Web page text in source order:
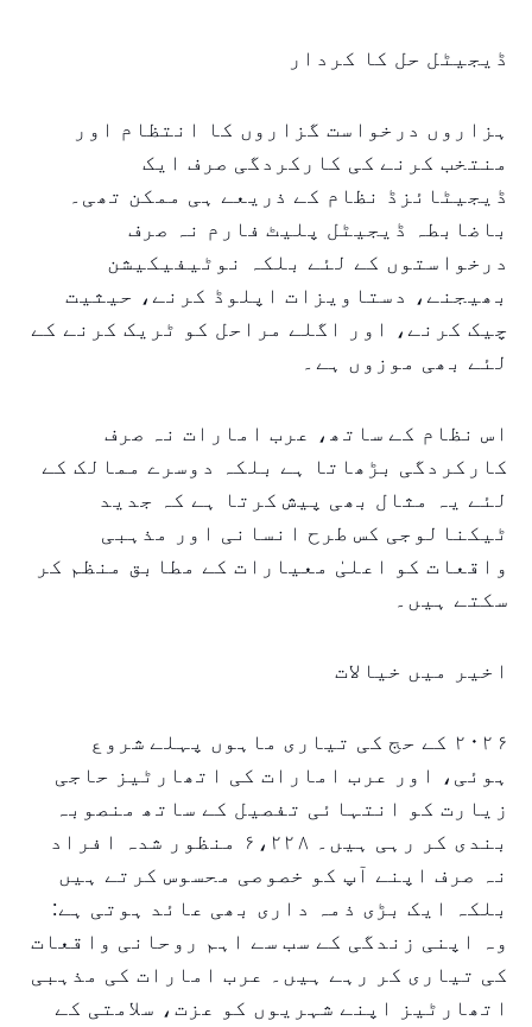
ڈیجیٹل حل کا کردار
ہزاروں درخواست گزاروں کا انتظام اور
منتخب کرنے کی کارکردگی صرف ایک
ڈیجیٹائزڈ نظام کے ذریعے ہی ممکن تھی۔
باضابطہ ڈیجیٹل پلیٹ فارم نہ صرف
درخواستوں کے لئے بلکہ نوٹیفیکیشن
بھیجنے، دستاویزات اپلوڈ کرنے، حیثیت
چیک کرنے، اور اگلے مراحل کو ٹریک کرنے کے
لئے بھی موزوں ہے۔
اس نظام کے ساتھ، عرب امارات نہ صرف
کارکردگی بڑھاتا ہے بلکہ دوسرے ممالک کے
لئے یہ مثال بھی پیش کرتا ہے کہ جدید
ٹیکنالوجی کس طرح انسانی اور مذہبی
واقعات کو اعلیٰ معیارات کے مطابق منظم کر
سکتے ہیں۔
اخیر میں خیالات
۲۰۲۶ کے حج کی تیاری ماہوں پہلے شروع
ہوئی، اور عرب امارات کی اتھارٹیز حاجی
زیارت کو انتہائی تفصیل کے ساتھ منصوبہ
بندی کر رہی ہیں۔ ۶،۲۲۸ منظور شدہ افراد
نہ صرف اپنے آپ کو خصوصی محسوس کرتے ہیں
بلکہ ایک بڑی ذمہ داری بھی عائد ہوتی ہے:
وہ اپنی زندگی کے سب سے اہم روحانی واقعات
کی تیاری کر رہے ہیں۔ عرب امارات کی مذہبی
اتھارٹیز اپنے شہریوں کو عزت، سلامتی کے